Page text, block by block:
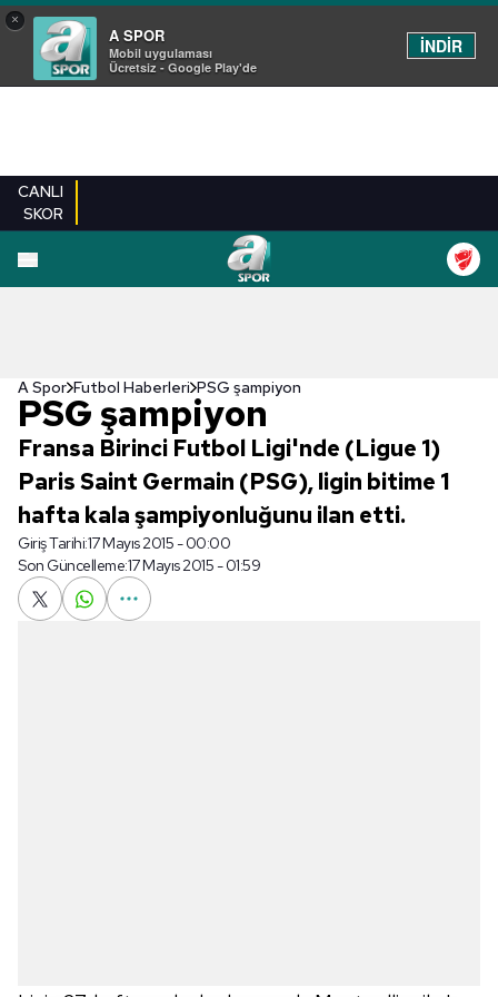
×
A SPOR
Mobil uygulaması
Ücretsiz - Google Play'de
İNDİR
CANLI
SKOR
A Spor Futbol Haberleri PSG şampiyon
PSG şampiyon
Fransa Birinci Futbol Ligi'nde (Ligue 1)
Paris Saint Germain (PSG), ligin bitime 1
hafta kala şampiyonluğunu ilan etti.
Giriş Tarihi:17 Mayıs 2015 - 00:00
Son Güncelleme:17 Mayıs 2015 - 01:59